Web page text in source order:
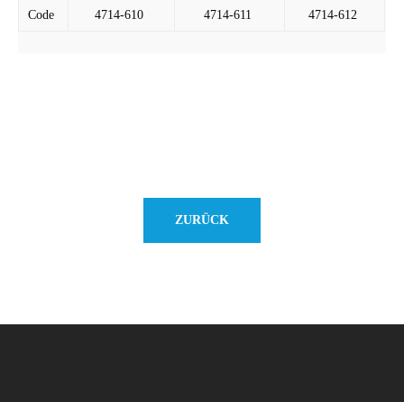
Code 4714-610 4714-611 4714-612
ZURÜCK